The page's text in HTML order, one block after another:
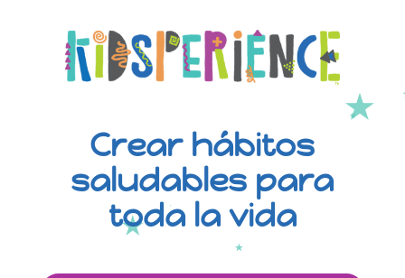
Crear hábitos
saludables para
toda la vida